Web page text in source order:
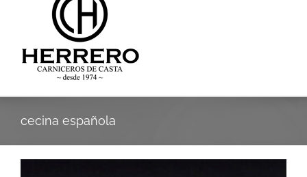
cecina española